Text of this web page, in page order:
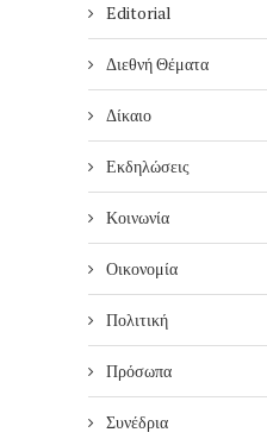
Editorial
Διεθνή Θέματα
Δίκαιο
Εκδηλώσεις
Κοινωνία
Οικονομία
Πολιτική
Πρόσωπα
Συνέδρια